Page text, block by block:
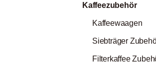
Kaffeezubehör
Kaffeewaagen
Siebträger
Filterkaffee